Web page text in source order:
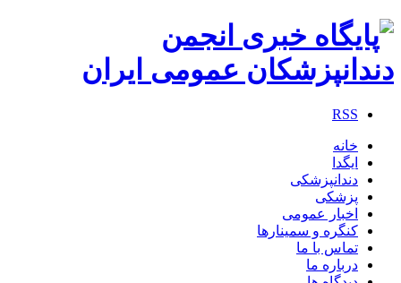
RSS
خانه
ایگدا
دندانپزشکی
پزشکی
اخبار عمومی
کنگره و سمینارها
تماس با ما
درباره ما